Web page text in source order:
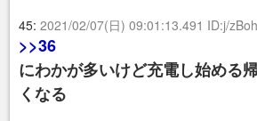
45: 2021/02/07(日) 09:01:13.491 ID:j/
>>36
にわかが多いけど充電し始める
くなる